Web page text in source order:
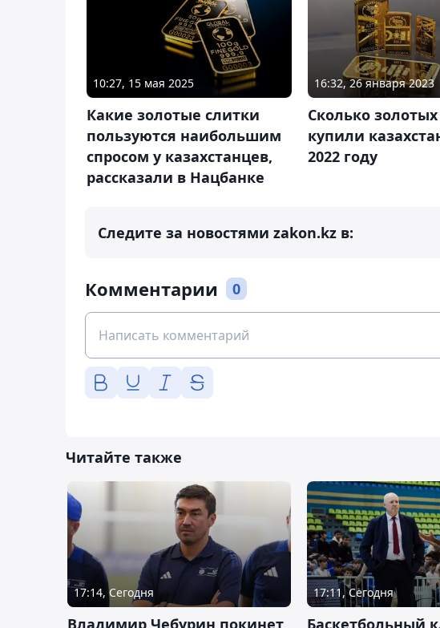
10:27, 15 мая 2025
Какие золотые слитки
пользуются наибольшим
спросом у казахстанцев,
рассказали в Нацбанке
16:32, 26 января 2023
Сколько
купили
2022 году
Следите за новостями zakon.kz в:
Комментарии 0
Читайте также
17:14, Сегодня
Владимир Чебурин покинет
17:11, Сегодня
Баскетбольный